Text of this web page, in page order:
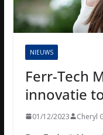
NIEUWS
Ferr-Tech
innovatie
01/12/2023 Cheryl